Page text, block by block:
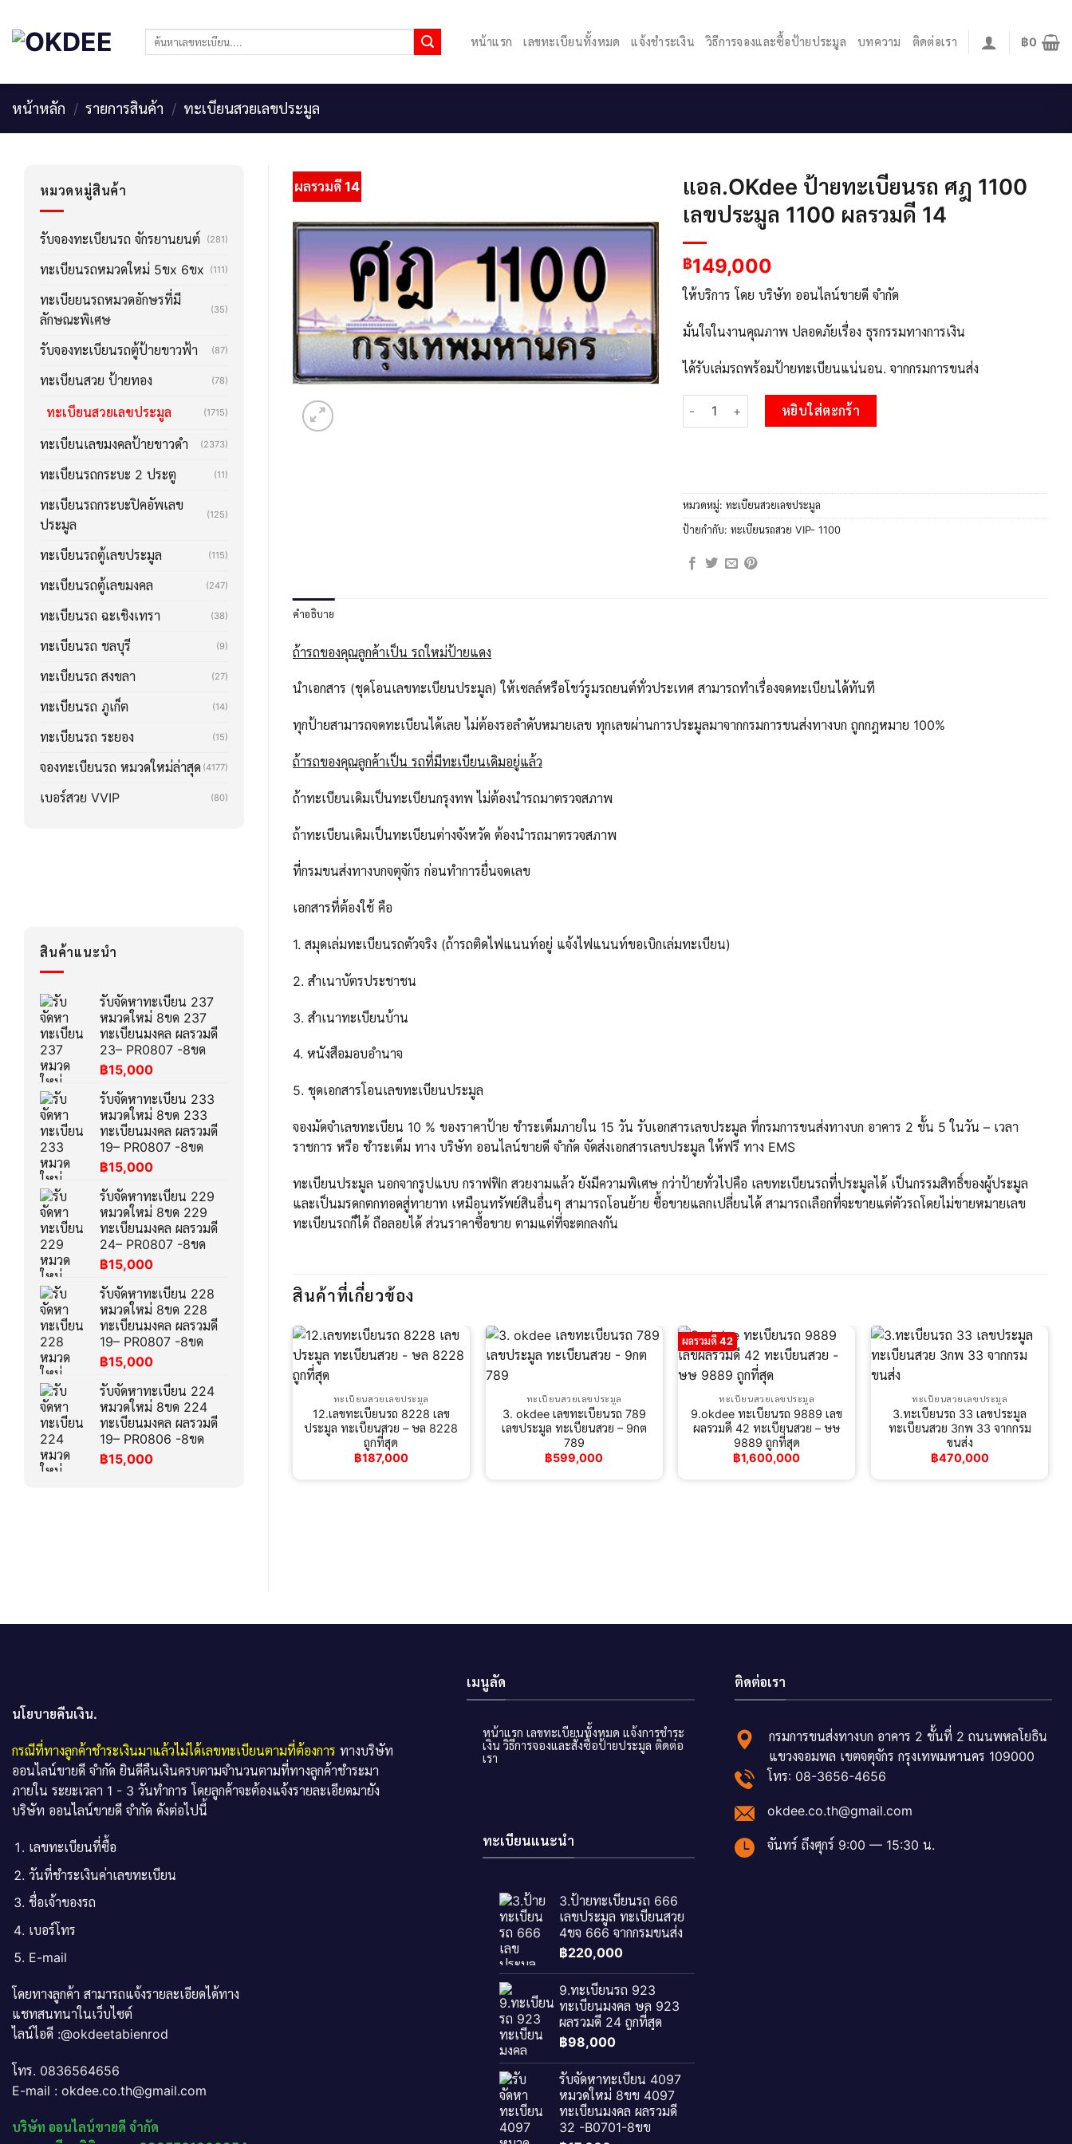
content
ค้นหา: หน้าแรก เลขทะเบียนทั้งหมด แจ้งชำระเงิน วิธีการจองและซื้อป้ายประมูล บทความ ติดต่อเรา ฿0
หน้าหลัก / รายการสินค้า / ทะเบียนสวยเลขประมูล
หมวดหมู่สินค้า
รับจองทะเบียนรถ จักรยานยนต์ (281)
ทะเบียนรถหมวดใหม่ 5ขx 6ขx (111)
ทะเบียยนรถหมวดอักษรที่มี
ลักษณะพิเศษ
(35)
รับจองทะเบียนรถตู้ป้ายขาวฟ้า (87)
ทะเบียนสวย ป้ายทอง (78)
ทะเบียนสวยเลขประมูล (1715)
ทะเบียนเลขมงคลป้ายขาวดำ (2373)
ทะเบียนรถกระบะ 2 ประตู (11)
ทะเบียนรถกระบะปิคอัพเลข
ประมูล
(125)
ทะเบียนรถตู้เลขประมูล (115)
ทะเบียนรถตู้เลขมงคล (247)
ทะเบียนรถ ฉะเชิงเทรา (38)
ทะเบียนรถ ชลบุรี (9)
ทะเบียนรถ สงขลา (27)
ทะเบียนรถ ภูเก็ต (14)
ทะเบียนรถ ระยอง (15)
จองทะเบียนรถ หมวดใหม่ล่าสุด (4177)
เบอร์สวย VVIP (80)
สินค้าแนะนำ
รับจัดหาทะเบียน 237
หมวดใหม่ 8ขด 237
ทะเบียนมงคล ผลรวมดี
23– PR0807 -8ขด
฿15,000
รับจัดหาทะเบียน 233
หมวดใหม่ 8ขด 233
ทะเบียนมงคล ผลรวมดี
19– PR0807 -8ขด
฿15,000
รับจัดหาทะเบียน 229
หมวดใหม่ 8ขด 229
ทะเบียนมงคล ผลรวมดี
24– PR0807 -8ขด
฿15,000
รับจัดหาทะเบียน 228
หมวดใหม่ 8ขด 228
ทะเบียนมงคล ผลรวมดี
19– PR0807 -8ขด
฿15,000
รับจัดหาทะเบียน 224
หมวดใหม่ 8ขด 224
ทะเบียนมงคล ผลรวมดี
19– PR0806 -8ขด
฿15,000
ผลรวมดี 14
แอล.OKdee ป้ายทะเบียนรถ ศฎ 1100
เลขประมูล 1100 ผลรวมดี 14
฿149,000
ให้บริการ โดย บริษัท ออนไลน์ขายดี จำกัด
มั่นใจในงานคุณภาพ ปลอดภัยเรื่อง ธุรกรรมทางการเงิน
ได้รับเล่มรถพร้อมป้ายทะเบียนแน่นอน. จากกรมการขนส่ง
จำนวน แอล.OKdee ป้ายทะเบียนรถ ศฎ 1100 เลขประมูล 1100 ผลรวมดี 14 ชิ้
หยิบใส่ตะกร้า
หมวดหมู่: ทะเบียนสวยเลขประมูล
ป้ายกำกับ: ทะเบียนรถสวย VIP- 1100
คำอธิบาย
ถ้ารถของคุณลูกค้าเป็น รถใหม่ป้ายแดง
นำเอกสาร (ชุดโอนเลขทะเบียนประมูล) ให้เซลล์หรือโชว์รูมรถยนต์ทั่วประเทศ สามารถทำเรื่องจดทะเบียนได้ทันที
ทุกป้ายสามารถจดทะเบียนได้เลย ไม่ต้องรอลำดับหมายเลข ทุกเลขผ่านการประมูลมาจากกรมการขนส่งทางบก ถูกกฎหมาย 100%
ถ้ารถของคุณลูกค้าเป็น รถที่มีทะเบียนเดิมอยู่แล้ว
ถ้าทะเบียนเดิมเป็นทะเบียนกรุงทพ ไม่ต้องนำรถมาตรวจสภาพ
ถ้าทะเบียนเดิมเป็นทะเบียนต่างจังหวัด ต้องนำรถมาตรวจสภาพ
ที่กรมขนส่งทางบกจตุจักร ก่อนทำการยื่นจดเลข
เอกสารที่ต้องใช้ คือ
1. สมุดเล่มทะเบียนรถตัวจริง (ถ้ารถติดไฟแนนท์อยู่ แจ้งไฟแนนท์ขอเบิกเล่มทะเบียน)
2. สำเนาบัตรประชาชน
3. สำเนาทะเบียนบ้าน
4. หนังสือมอบอำนาจ
5. ชุดเอกสารโอนเลขทะเบียนประมูล
จองมัดจำเลขทะเบียน 10 % ของราคาป้าย ชำระเต็มภายใน 15 วัน รับเอกสารเลขประมูล ที่กรมการขนส่งทางบก อาคาร 2 ชั้น 5 ในวัน – เวลา
ราชการ หรือ ชำระเต็ม ทาง บริษัท ออนไลน์ขายดี จำกัด จัดส่งเอกสารเลขประมูล ให้ฟรี ทาง EMS
ทะเบียนประมูล นอกจากรูปแบบ กราฟฟิก สวยงามแล้ว ยังมีความพิเศษ กว่าป้ายทั่วไปคือ เลขทะเบียนรถที่ประมูลได้ เป็นกรรมสิทธิ์ของผู้ประมูล
และเป็นมรดกตกทอดสู่ทายาท เหมือนทรัพย์สินอื่นๆ สามารถโอนย้าย ซื้อขายแลกเปลี่ยนได้ สามารถเลือกที่จะขายแต่ตัวรถโดยไม่ขายหมายเลข
ทะเบียนรถก็ได้ ถือลอยได้ ส่วนราคาซื้อขาย ตามแต่ที่จะตกลงกัน
สินค้าที่เกี่ยวข้อง
ทะเบียนสวยเลขประมูล
12.เลขทะเบียนรถ 8228 เลข
ประมูล ทะเบียนสวย – ษล 8228
ถูกที่สุด
฿187,000
ทะเบียนสวยเลขประมูล
3. okdee เลขทะเบียนรถ 789
เลขประมูล ทะเบียนสวย – 9กต
789
฿599,000
ผลรวมดี 42
ทะเบียนสวยเลขประมูล
9.okdee ทะเบียนรถ 9889 เลข
ผลรวมดี 42 ทะเบียนสวย – ษษ
9889 ถูกที่สุด
฿1,600,000
ทะเบียนสวยเลขประมูล
3.ทะเบียนรถ 33 เลขประมูล
ทะเบียนสวย 3กพ 33 จากกรม
ขนส่ง
฿470,000
นโยบายคืนเงิน.
กรณีที่ทางลูกค้าชำระเงินมาแล้วไม่ได้เลขทะเบียนตามที่ต้องการ ทางบริษัท
ออนไลน์ขายดี จำกัด ยินดีคืนเงินครบตามจำนวนตามที่ทางลูกค้าชำระมา
ภายใน ระยะเวลา 1 - 3 วันทำการ โดยลูกค้าจะต้องแจ้งรายละเอียดมายัง
บริษัท ออนไลน์ขายดี จำกัด ดังต่อไปนี้
เลขทะเบียนที่ซื้อ
วันที่ชำระเงินค่าเลขทะเบียน
ชื่อเจ้าของรถ
เบอร์โทร
E-mail
โดยทางลูกค้า สามารถแจ้งรายละเอียดได้ทาง
แชทสนทนาในเว็บไซต์
ไลน์ไอดี :@okdeetabienrod
โทร. 0836564656
E-mail : okdee.co.th@gmail.com
บริษัท ออนไลน์ขายดี จำกัด
เมนูลัด
หน้าแรก เลขทะเบียนทั้งหมด แจ้งการชำระ
เงิน วิธีการจองและสั่งซื้อป้ายประมูล ติดต่อ
เรา
ทะเบียนแนะนำ
3.ป้ายทะเบียนรถ 666
เลขประมูล ทะเบียนสวย
4ขจ 666 จากกรมขนส่ง
฿220,000
9.ทะเบียนรถ 923
ทะเบียนมงคล ษล 923
ผลรวมดี 24 ถูกที่สุด
฿98,000
รับจัดหาทะเบียน 4097
หมวดใหม่ 8ขข 4097
ทะเบียนมงคล ผลรวมดี
32 -B0701-8ขข
ติดต่อเรา
กรมการขนส่งทางบก อาคาร 2 ชั้นที่ 2 ถนนพหลโยธิน
แขวงจอมพล เขตจตุจักร กรุงเทพมหานคร 109000
โทร: 08-3656-4656
okdee.co.th@gmail.com
จันทร์ ถึงศุกร์ 9:00 — 15:30 น.